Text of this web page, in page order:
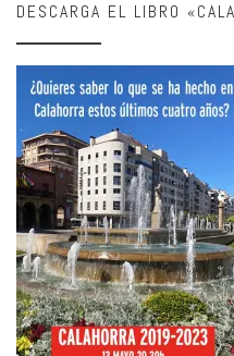
DESCARGA EL LIBRO